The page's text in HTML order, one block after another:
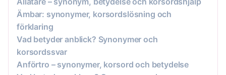
Ämbar: synonymer, korsordslösning och
förklaring
Vad betyder anblick? Synonymer och
korsordssvar
Anförtro – synonymer, korsord och betydelse